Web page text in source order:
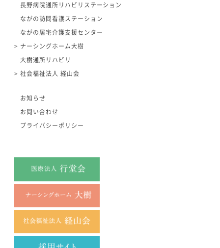
長野病院通所リハビリステーション
ながの訪問看護ステーション
ながの居宅介護支援センター
ナーシングホーム大樹
大樹通所リハビリ
社会福祉法人 経山会
お知らせ
お問い合わせ
プライバシーポリシー